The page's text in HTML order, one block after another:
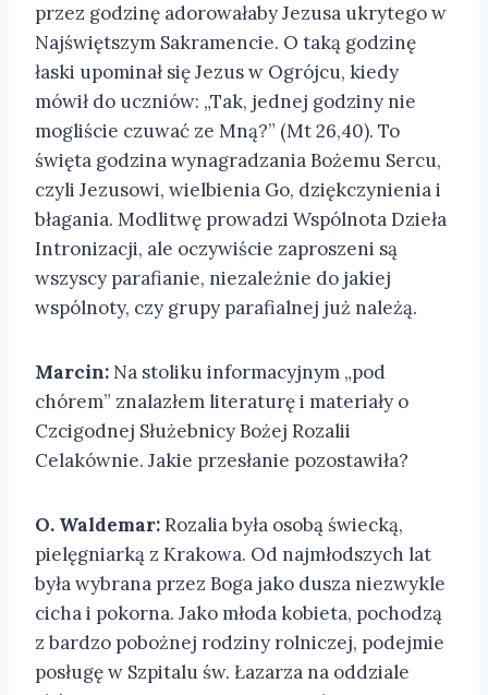
przez godzinę adorowałaby Jezusa ukrytego w
Najświętszym Sakramencie. O taką godzinę
łaski upominał się Jezus w Ogrójcu, kiedy
mówił do uczniów: „Tak, jednej godziny nie
mogliście czuwać ze Mną?” (Mt 26,40). To
święta godzina wynagradzania Bożemu Sercu,
czyli Jezusowi, wielbienia Go, dziękczynienia i
błagania. Modlitwę prowadzi Wspólnota Dzieła
Intronizacji, ale oczywiście zaproszeni są
wszyscy parafianie, niezależnie do jakiej
wspólnoty, czy grupy parafialnej już należą.
Marcin: Na stoliku informacyjnym „pod
chórem” znalazłem literaturę i materiały o
Czcigodnej Służebnicy Bożej Rozalii
Celakównie. Jakie przesłanie pozostawiła?
O. Waldemar:Rozalia była osobą świecką,
pielęgniarką z Krakowa. Od najmłodszych lat
była wybrana przez Boga jako dusza niezwykle
cicha i pokorna. Jako młoda kobieta, pochodzą
z bardzo pobożnej rodziny rolniczej, podejmie
posługę w Szpitalu św. Łazarza na oddziale